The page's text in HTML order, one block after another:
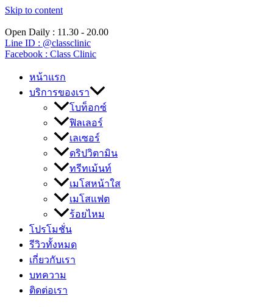
Skip to content
Open Daily : 11.30 - 20.00
Line ID : @classclinic​
Facebook : Class Clinic
หน้าแรก
บริการของเรา
โบท็อกซ์
ฟิลเลอร์
เลเซอร์
ดริปวิตามิน
ทรีทเม้นท์
เมโสหน้าใส
เมโสแฟต
ร้อยไหม
โปรโมชั่น
รีวิวทั้งหมด
เกี่ยวกับเรา
บทความ
ติดต่อเรา